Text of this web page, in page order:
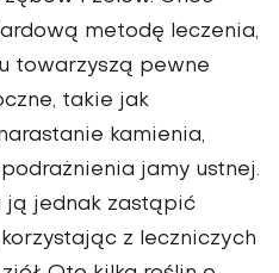
metodę leczenia,
towarzyszą pewne
takie jak
kamienia,
jamy ustnej.
ją jednak zastąpić
z leczniczych